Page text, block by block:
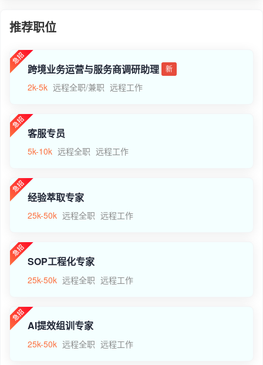
推荐职位
跨境业务运营与服务商调研助理 新
2k-5k 远程全职/兼职 远程工作
客服专员
5k-10k 远程全职 远程工作
经验萃取专家
25k-50k 远程全职 远程工作
SOP工程化专家
25k-50k 远程全职 远程工作
AI提效组训专家
25k-50k 远程全职 远程工作